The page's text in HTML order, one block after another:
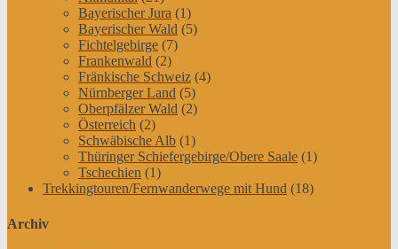
Bayerischer Jura (1)
Bayerischer Wald (5)
Fichtelgebirge (7)
Frankenwald (2)
Fränkische Schweiz (4)
Nürnberger Land (5)
Oberpfälzer Wald (2)
Österreich (2)
Schwäbische Alb (1)
Thüringer Schiefergebirge/Obere Saale (1)
Tschechien (1)
Trekkingtouren/Fernwanderwege mit Hund (18)
Archiv